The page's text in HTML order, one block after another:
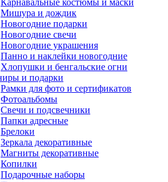
Карнавальные костюмы и маски
Мишура и дождик
Новогодние подарки
Новогодние свечи
Новогодние украшения
Панно и наклейки новогодние
Хлопушки и бенгальские огни
и подарки
Рамки для фото и сертификатов
Фотоальбомы
Свечи и подсвечники
Папки адресные
Брелоки
Зеркала декоративные
Магниты декоративные
Копилки
Подарочные наборы